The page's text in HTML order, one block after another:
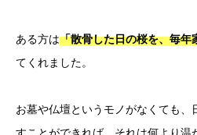
ある方は「散骨した日の桜を、毎年
てくれました。
お墓や仏壇というモノがなくても
すことができれば、それは何より温